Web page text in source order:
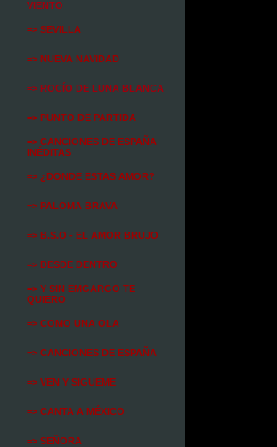
VIENTO
=> SEVILLA
=> NUEVA NAVIDAD
=> ROCÍO DE LUNA BLANCA
=> PUNTO DE PARTIDA
=> CANCIONES DE ESPAÑA
INÉDITAS
=> ¿DONDE ESTAS AMOR?
=> PALOMA BRAVA
=> B.S.O - EL AMOR BRUJO
=> DESDE DENTRO
=> Y SIN EMGARGO TE
QUIERO
=> COMO UNA OLA
=> CANCIONES DE ESPAÑA
=> VEN Y SIGUEME
=> CANTA A MÉXICO
=> SEÑORA